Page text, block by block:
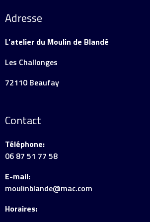
Adresse
L’atelier du Moulin de Blandé
Les Challonges
72110 Beaufay
Contact
Téléphone:
06 87 51 77 58
E-mail:
moulinblande@mac.com
Horaires: